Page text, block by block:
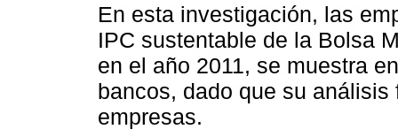
En esta investigación, las
IPC sustentable de la Bolsa
en el año 2011, se muestra
bancos, dado que su
empresas.